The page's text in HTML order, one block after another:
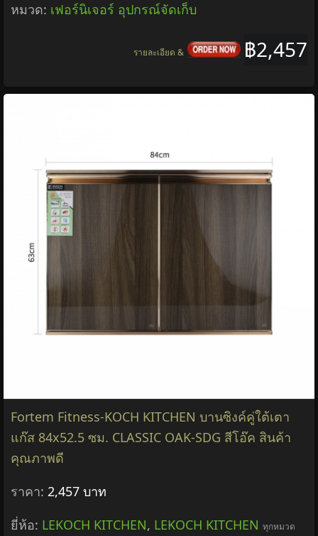
หมวด: เฟอร์นิเจอร์ อุปกรณ์จัดเก็บ
฿2,457
รายละเอียด &
Fortem Fitness-KOCH KITCHEN บานซิงค์คู่ใต้เตา
แก๊ส 84x52.5 ซม. CLASSIC OAK-SDG สีโอ๊ค สินค้า
คุณภาพดี
ราคา: 2,457 บาท
ยี่ห้อ: LEKOCH KITCHEN, LEKOCH KITCHEN ทุกหมวด